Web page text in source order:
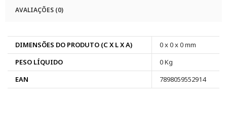
AVALIAÇÕES (0)
DIMENSÕES DO PRODUTO (C X L X A)
0 x 0 x 0 mm
PESO LÍQUIDO
0 Kg
EAN
7898059552914